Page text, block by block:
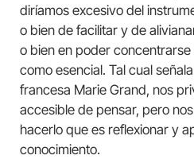
diríamos excesivo del
o bien de facilitar y de
o bien en poder concentrarse
como esencial. Tal cual
francesa Marie Grand, nos
accesible de pensar, pero
hacerlo que es reflexionar y
conocimiento.